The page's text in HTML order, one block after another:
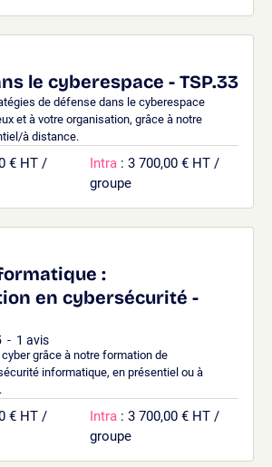
le cyberespace - TSP.33
de défense dans le cyberespace
et à votre organisation, grâce à notre
à distance.
€ HT /
Intra : 3 700,00 € HT /
groupe
:
en cybersécurité -
- 1 avis
grâce à notre formation de
informatique, en présentiel ou à
€ HT /
Intra : 3 700,00 € HT /
groupe